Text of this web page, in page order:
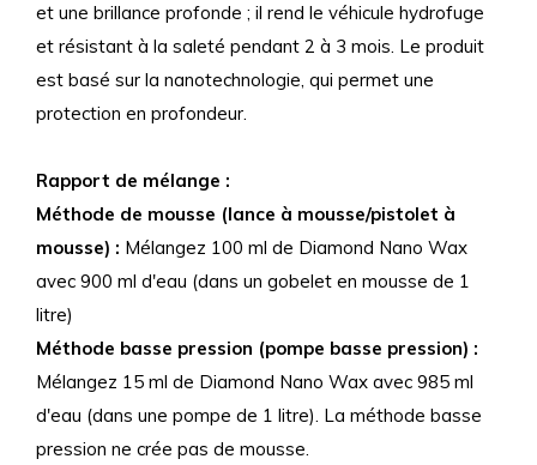
et une brillance profonde ; il rend le véhicule hydrofuge
et résistant à la saleté pendant 2 à 3 mois. Le produit
est basé sur la nanotechnologie, qui permet une
protection en profondeur.
Rapport de mélange :
Méthode de mousse (lance à mousse/pistolet à
mousse) : Mélangez 100 ml de Diamond Nano Wax
avec 900 ml d'eau (dans un gobelet en mousse de 1
litre)
Méthode basse pression (pompe basse pression) :
Mélangez 15 ml de Diamond Nano Wax avec 985 ml
d'eau (dans une pompe de 1 litre). La méthode basse
pression ne crée pas de mousse.